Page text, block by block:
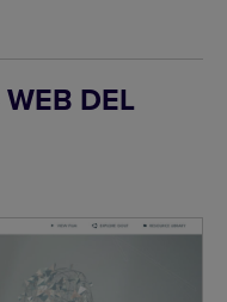
DEL